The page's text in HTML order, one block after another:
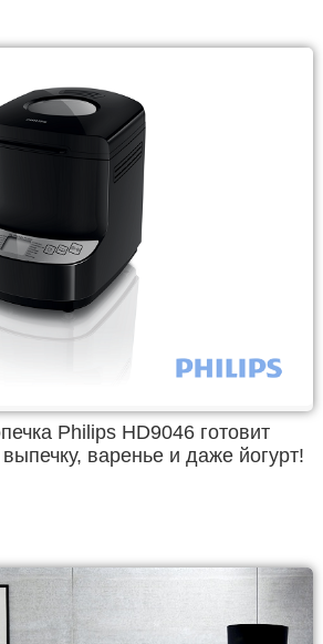
Philips HD9046 готовит
варенье и даже йогурт!